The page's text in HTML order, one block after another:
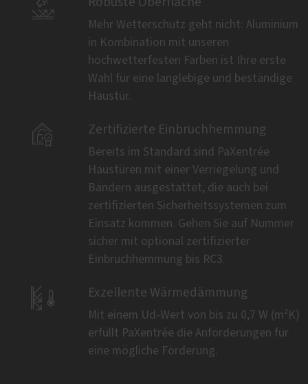

Mehr Wetterschutz geht nicht: Aluminium
in Kombination mit unseren
hochwetterfesten Farben ist Ihre erste
Wahl für eine langlebige und beständige
Haustür.
 Zertifizierte Einbruchhemmung
Bereits im Standard sind PaXentrée
Haustüren mit einer Verriegelung und
Bändern ausgestattet, die auch bei
zertifizierten Sicherheitssystemen zum
Einsatz kommen. Gehen Sie auf Nummer
sicher mit optional zertifizierter
Einbruchhemmung bis RC3.
 Exzellente Wärmedämmung
Mit einem Ud-Wert von bis zu 0,7 W (m²K)
erfüllt PaXentrée die Anforderungen für
eine mögliche Förderung.